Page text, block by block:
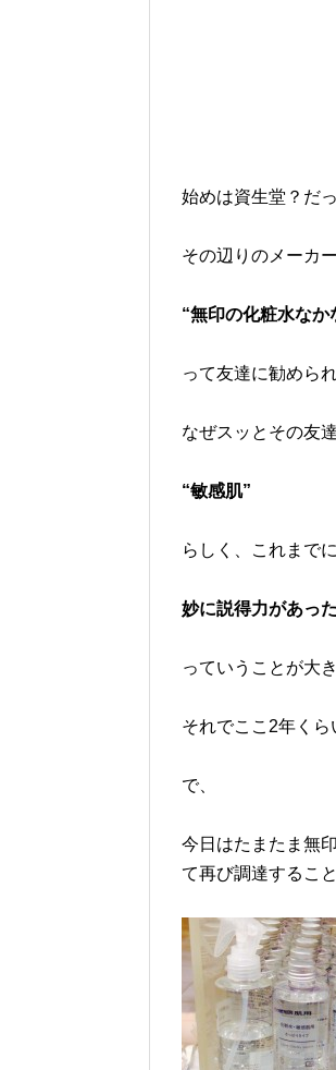
始めは資生堂？だ
その辺りのメーカ
“無印の化粧水なか
って友達に勧めら
なぜスッとその友
“敏感肌”
らしく、これまで
妙に説得力があった
っていうことが大
それでここ2年くら
で、
今日はたまたま無
て再び調達すること